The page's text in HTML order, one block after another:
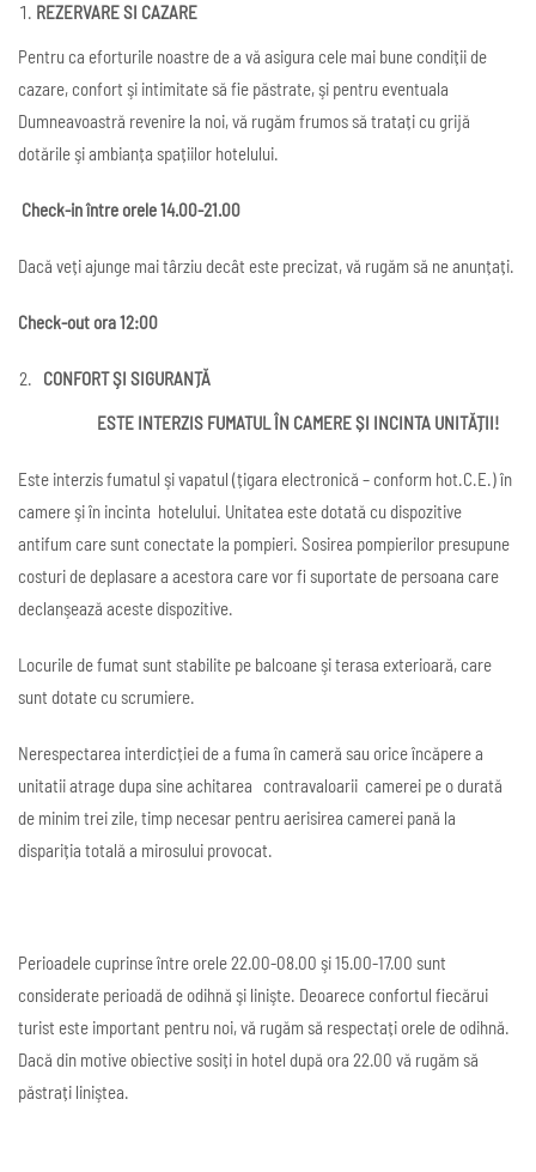
REZERVARE SI CAZARE
Pentru ca eforturile noastre de a vă asigura cele mai bune condiții de
cazare, confort şi intimitate să fie păstrate, şi pentru eventuala
Dumneavoastră revenire la noi, vă rugăm frumos să tratați cu grijă
dotările şi ambianța spațiilor hotelului.
Check-in între orele 14.00-21.00
Dacă veți ajunge mai târziu decât este precizat, vă rugăm să ne anunțați.
Check-out ora 12:00
CONFORT ŞI SIGURANȚĂ
ESTE INTERZIS FUMATUL ÎN CAMERE ȘI INCINTA UNITĂȚII!
Este interzis fumatul şi vapatul (țigara electronică – conform hot.C.E.) în
camere şi în incinta hotelului. Unitatea este dotată cu dispozitive
antifum care sunt conectate la pompieri. Sosirea pompierilor presupune
costuri de deplasare a acestora care vor fi suportate de persoana care
declanşează aceste dispozitive.
Locurile de fumat sunt stabilite pe balcoane şi terasa exterioară, care
sunt dotate cu scrumiere.
Nerespectarea interdicției de a fuma în cameră sau orice încăpere a
unitatii atrage dupa sine achitarea contravaloarii camerei pe o durată
de minim trei zile, timp necesar pentru aerisirea camerei pană la
dispariția totală a mirosului provocat.
Perioadele cuprinse între orele 22.00-08.00 şi 15.00-17.00 sunt
considerate perioadă de odihnă şi linişte. Deoarece confortul fiecărui
turist este important pentru noi, vă rugăm să respectați orele de odihnă.
Dacă din motive obiective sosiți in hotel după ora 22.00 vă rugăm să
păstrați liniştea.